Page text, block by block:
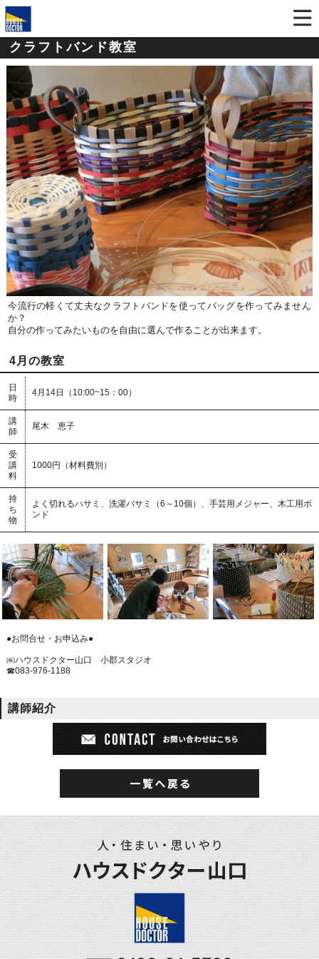
クラフトバンド教室
今流行の軽くて丈夫なクラフトバンドを使ってバッグを作ってみません
か？
自分の作ってみたいものを自由に選んで作ることが出来ます。
4月の教室
日
時
4月14日（10:00~15：00）
講
師
尾木 恵子
受
講
料
1000円（材料費別）
持
ち
物
よく切れるハサミ、洗濯バサミ（6～10個）、手芸用メジャー、木工用ボ
ンド
●お問合せ・お申込み●
㈱ハウスドクター山口 小郡スタジオ
☎083-976-1188
講師紹介